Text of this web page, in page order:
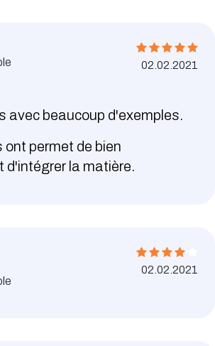
02.02.2021
avec beaucoup d'exemples.
ont permet de bien
d'intégrer la matière.
02.02.2021